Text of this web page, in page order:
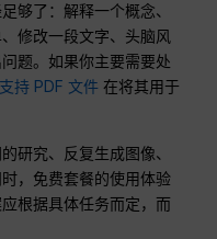
够了：解释一个概念、
修改一段文字、头脑风
题。如果你主要需要处
持 PDF 文件 在将其用于
研究、反复生成图像、
，免费套餐的使用体验
根据具体任务而定，而